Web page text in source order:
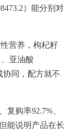
）能分别对
营养，枸杞籽
亚油酸
协同，配方就不
复购率92.7%、
能说明产品在长